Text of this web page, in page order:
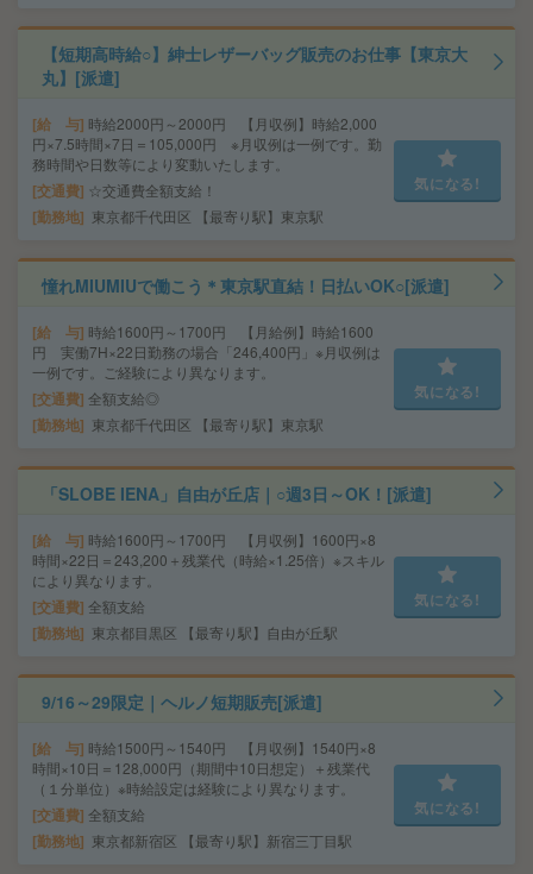
【短期高時給○】紳士レザーバッグ販売のお仕事【東京大
丸】[派遣]
給 与 時給2000円～2000円 【月収例】時給2,000
円×7.5時間×7日＝105,000円 ※月収例は一例です。勤
務時間や日数等により変動いたします。
交通費 ☆交通費全額支給！
勤務地 東京都千代田区 【最寄り駅】東京駅
気になる!
憧れMIUMIUで働こう＊東京駅直結！日払いOK○[派遣]
給 与 時給1600円～1700円 【月給例】時給1600
円 実働7H×22日勤務の場合「246,400円」※月収例は
一例です。ご経験により異なります。
交通費 全額支給◎
勤務地 東京都千代田区 【最寄り駅】東京駅
気になる!
「SLOBE IENA」自由が丘店｜○週3日～OK！[派遣]
給 与 時給1600円～1700円 【月収例】1600円×8
時間×22日＝243,200＋残業代（時給×1.25倍）※スキル
により異なります。
交通費 全額支給
勤務地 東京都目黒区 【最寄り駅】自由が丘駅
気になる!
9/16～29限定｜ヘルノ短期販売[派遣]
給 与 時給1500円～1540円 【月収例】1540円×8
時間×10日＝128,000円（期間中10日想定）＋残業代
（１分単位）※時給設定は経験により異なります。
交通費 全額支給
勤務地 東京都新宿区 【最寄り駅】新宿三丁目駅
気になる!